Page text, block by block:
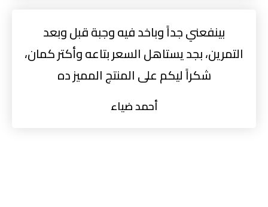
بينفعني جداً وباخد فيه وجبة قبل وبعد
التمرين، بجد يستاهل السعر بتاعه وأكتر كمان،
شكراً ليكم على المنتج المميز ده
أحمد ضياء